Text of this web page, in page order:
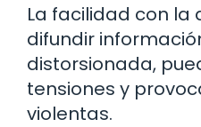
La facilidad con la
difundir
distorsionada,
tensiones y
violentas.